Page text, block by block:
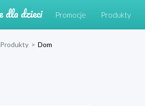
Promocje Produkty
Produkty > Dom